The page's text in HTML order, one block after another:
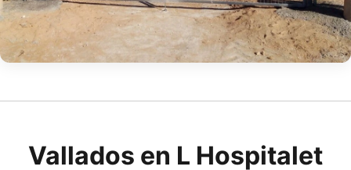
Vallados en L Hospitalet